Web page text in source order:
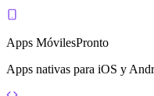
Apps MóvilesPronto
Apps nativas para iOS y